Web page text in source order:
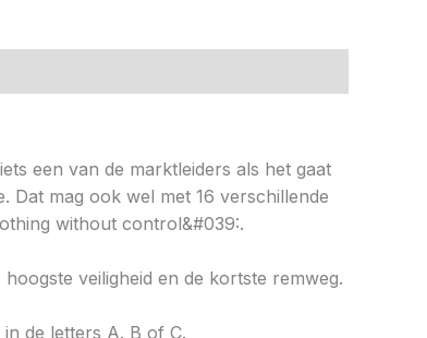
een van de marktleiders als het gaat
Dat mag ook wel met 16 verschillende
without control&#039:.
veiligheid en de kortste remweg.
de letters A. B of C.